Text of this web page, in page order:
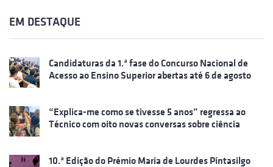
EM DESTAQUE
Candidaturas da 1.ª fase do Concurso Nacional de
Acesso ao Ensino Superior abertas até 6 de agosto
“Explica-me como se tivesse 5 anos” regressa ao
Técnico com oito novas conversas sobre ciência
10.ª Edição do Prémio Maria de Lourdes Pintasilgo